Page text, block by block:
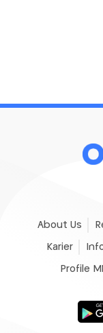
About Us
Karier
Profile